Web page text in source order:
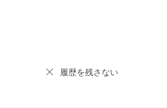
履歴を残さない